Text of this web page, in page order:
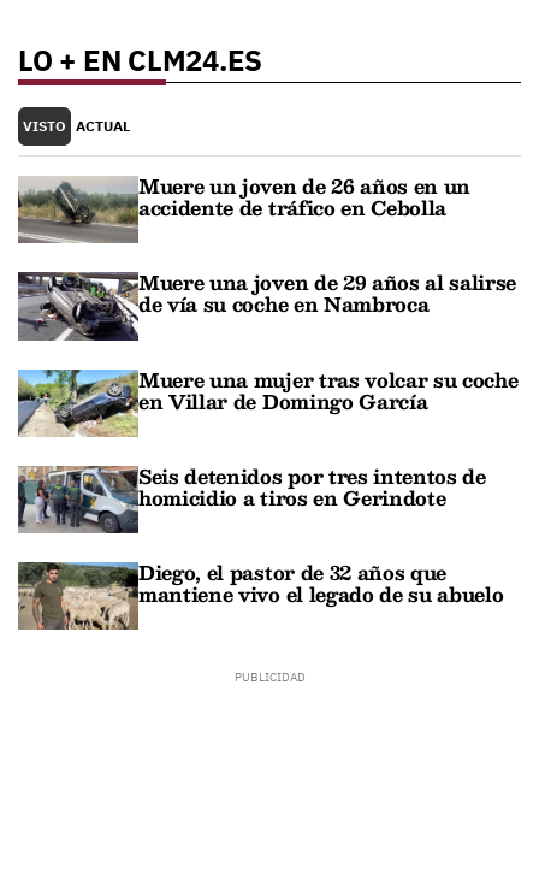
LO + EN CLM24.ES
VISTO ACTUAL
Muere un joven de 26 años en un
accidente de tráfico en Cebolla
Muere una joven de 29 años al salirse
de vía su coche en Nambroca
Muere una mujer tras volcar su coche
en Villar de Domingo García
Seis detenidos por tres intentos de
homicidio a tiros en Gerindote
Diego, el pastor de 32 años que
mantiene vivo el legado de su abuelo